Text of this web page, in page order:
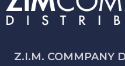
Z.I.M. COMMPANY